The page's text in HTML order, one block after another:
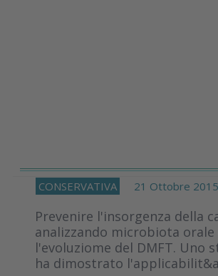
CONSERVATIVA 21 Ottobre 2015
Prevenire l'insorgenza della
analizzando microbiota orale
l'evoluziome del DMFT. Uno
ha dimostrato